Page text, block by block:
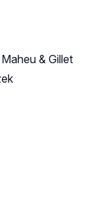
& Gillet